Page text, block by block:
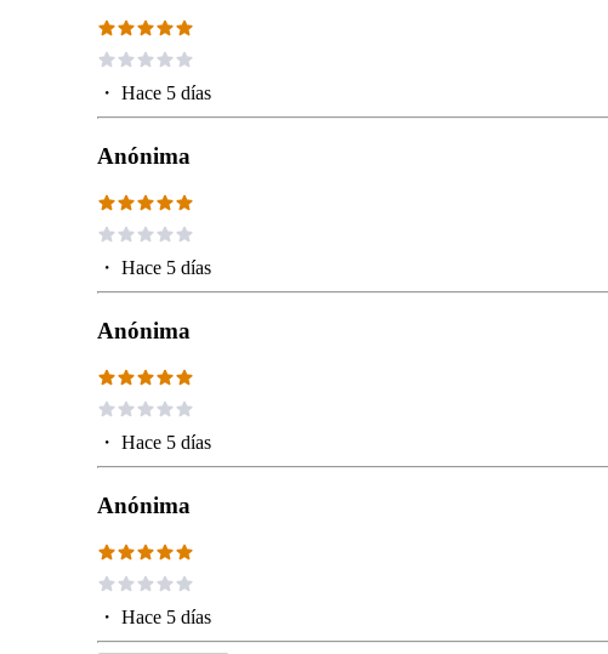
・ Hace 5 días
Anónima
・ Hace 5 días
Anónima
・ Hace 5 días
Anónima
・ Hace 5 días